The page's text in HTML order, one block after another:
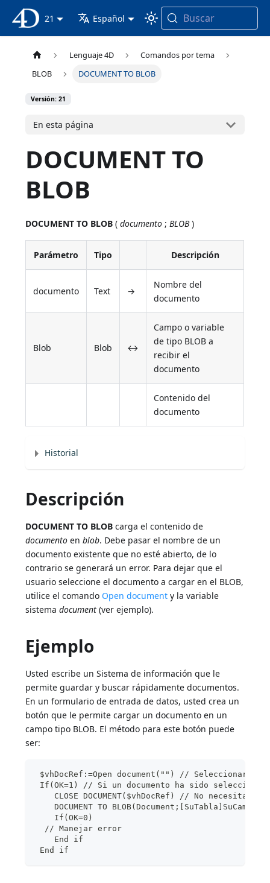
Documentación 4D
21 Español Buscar
Lenguaje 4D
Comandos por tema
BLOB
DOCUMENT TO BLOB
Versión: 21
En esta página
DOCUMENT TO
BLOB
DOCUMENT TO BLOB (documento ;BLOB)
Parámetro Tipo Descripción
documento Text →
Nombre del
documento
Blob Blob ↔
Campo o variable
de tipo BLOB a
recibir el
documento
Contenido del
documento
Historial
Descripción
DOCUMENT TO BLOB carga el contenido de
documento enblob. Debe pasar el nombre de un
documento existente que no esté abierto, de lo
contrario se generará un error. Para dejar que el
usuario seleccione el documento a cargar en el BLOB,
utilice el comando Open document y la variable
sistemadocument (ver ejemplo).
Ejemplo
Usted escribe un Sistema de información que le
permite guardar y buscar rápidamente documentos.
En un formulario de entrada de datos, usted crea un
botón que le permite cargar un documento en un
campo tipo BLOB. El método para este botón puede
ser:
$vhDocRef:=Open document("") // Seleccionar un
If(OK=1) // Si un documento ha sido
CLOSE DOCUMENT($vhDocRef) // No
DOCUMENT TO
If(OK=0)
// Manejar error
End if
End if